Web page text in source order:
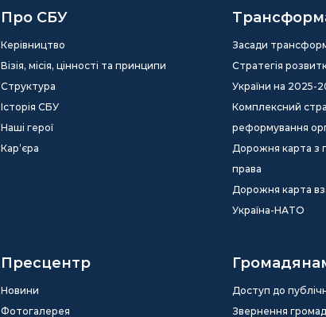
Про СБУ
Керівництво
Візія, місія, цінності та принципи
Структура
Історія СБУ
Наші герої
Кар’єра
Засади
Стратегія
України на 2025-
Комплексний
реформування
Дорожня карта з
права
Дорожня карта
Україна-НАТО
Пресцентр
Новини
Фотогалерея
Доступ до
Звернення